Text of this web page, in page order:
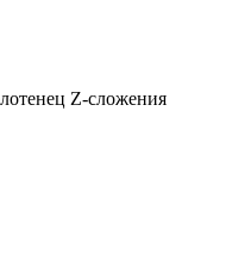
Z-сложения